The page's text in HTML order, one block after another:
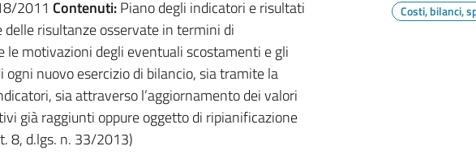
2011 Contenuti:Piano degli indicatori e risultati
risultanze osservate in termini di
motivazioni degli eventuali scostamenti e gli
nuovo esercizio di bilancio, sia tramite la
sia attraverso l’aggiornamento dei valori
già raggiunti oppure oggetto di ripianificazione
8, d.lgs. n. 33/2013)
Costi, bilanci,